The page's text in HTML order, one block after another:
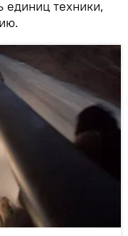
единиц техники,